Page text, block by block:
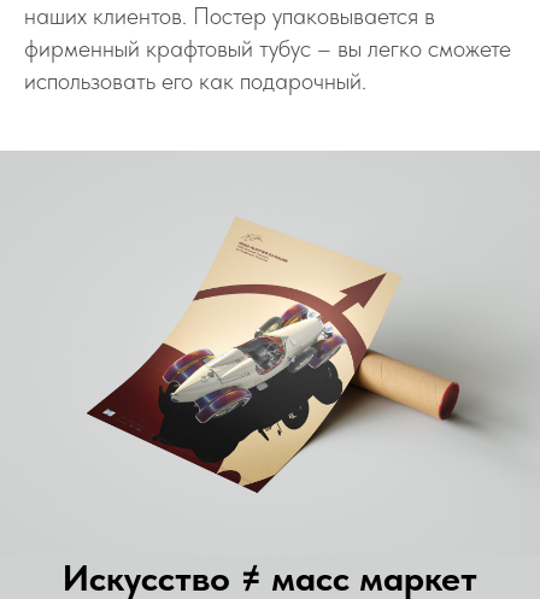
наших клиентов. Постер упаковывается в
фирменный крафтовый тубус – вы легко сможете
использовать его как подарочный.
Искусство ≠ масс маркет